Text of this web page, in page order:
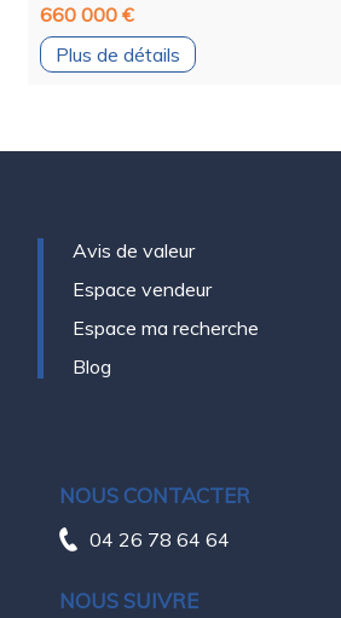
660 000 €
Plus de détails
Avis de valeur
Espace vendeur
Espace ma recherche
Blog
NOUS CONTACTER
04 26 78 64 64
NOUS SUIVRE